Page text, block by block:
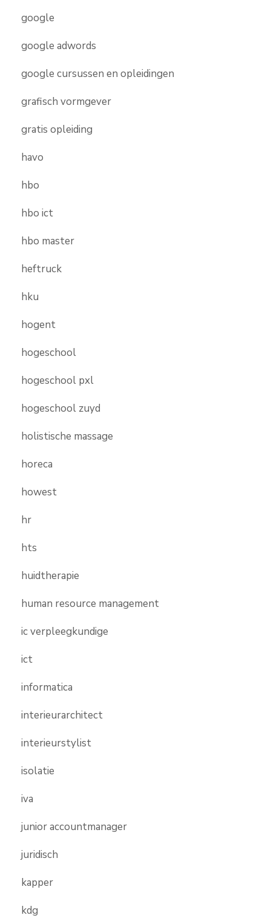
google
google adwords
google cursussen en opleidingen
grafisch vormgever
gratis opleiding
havo
hbo
hbo ict
hbo master
heftruck
hku
hogent
hogeschool
hogeschool pxl
hogeschool zuyd
holistische massage
horeca
howest
hr
hts
huidtherapie
human resource management
ic verpleegkundige
ict
informatica
interieurarchitect
interieurstylist
isolatie
iva
junior accountmanager
juridisch
kapper
kdg